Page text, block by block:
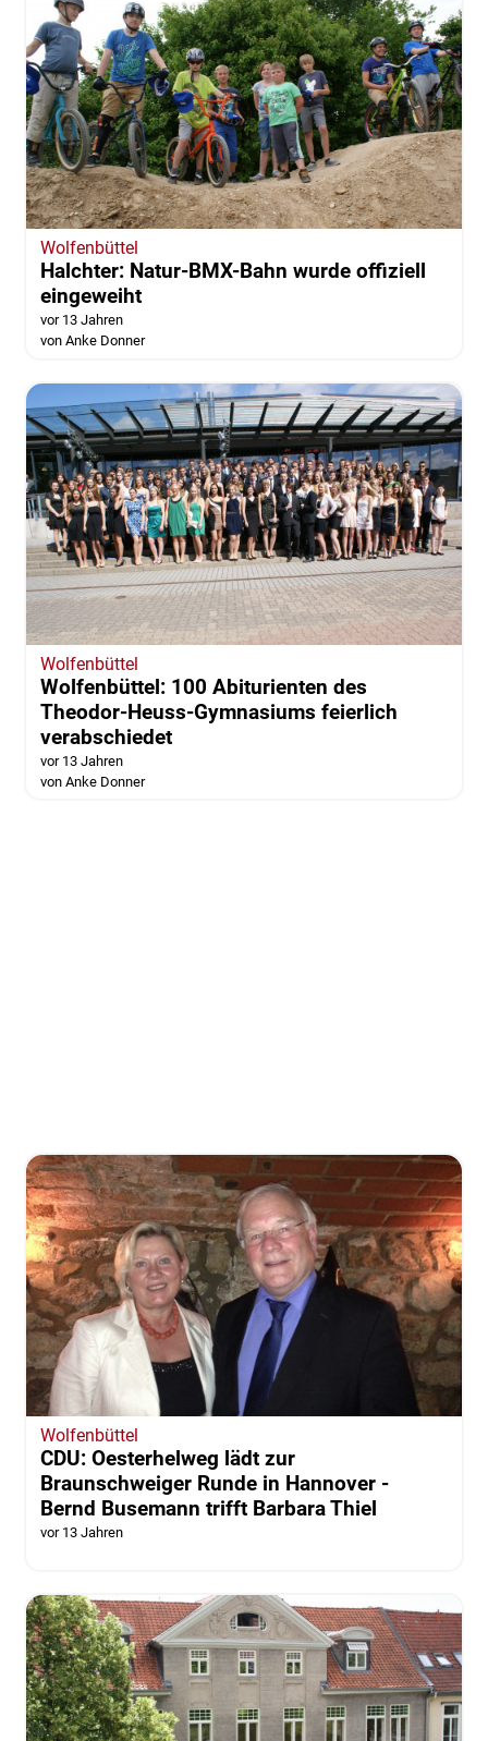
Wolfenbüttel
Halchter: Natur-BMX-Bahn wurde offiziell
eingeweiht
vor 13 Jahren
von Anke Donner
Wolfenbüttel
Wolfenbüttel: 100 Abiturienten des
Theodor-Heuss-Gymnasiums feierlich
verabschiedet
vor 13 Jahren
von Anke Donner
Wolfenbüttel
CDU: Oesterhelweg lädt zur
Braunschweiger Runde in Hannover -
Bernd Busemann trifft Barbara Thiel
vor 13 Jahren